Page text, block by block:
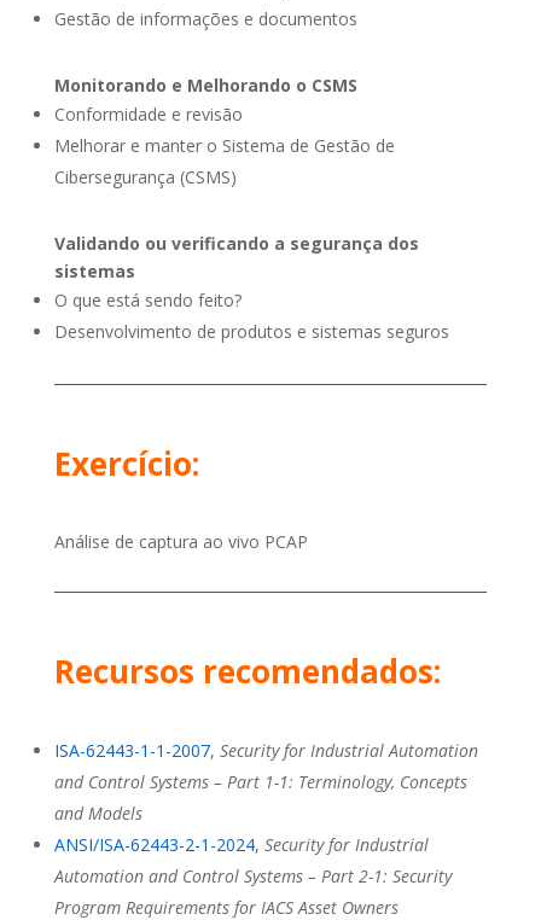
Gestão de informações e documentos
Monitorando e Melhorando o CSMS
Conformidade e revisão
Melhorar e manter o Sistema de Gestão de
Cibersegurança (CSMS)
Validando ou verificando a segurança dos
sistemas
O que está sendo feito?
Desenvolvimento de produtos e sistemas seguros
Exercício:
Análise de captura ao vivo PCAP
Recursos recomendados:
ISA-62443-1-1-2007, Security for Industrial Automation
and Control Systems – Part 1-1: Terminology, Concepts
and Models
ANSI/ISA-62443-2-1-2024, Security for Industrial
Automation and Control Systems – Part 2-1: Security
Program Requirements for IACS Asset Owners